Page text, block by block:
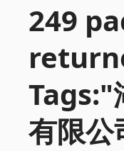
249
Tags:"
有限公